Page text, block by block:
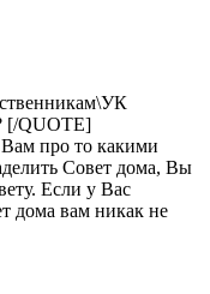
[/QUOTE]
про то какими
Совет дома, Вы
Если у Вас
дома вам никак не